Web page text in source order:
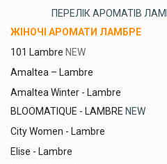
ПЕРЕЛІК АРОМАТІВ
ЖІНОЧІ АРОМАТИ ЛАМБРЕ
101 Lambre NEW
Amaltea – Lambre
Amaltea Winter - Lambre
BLOOMATIQUE - LAMBRE NEW
City Women - Lambre
Elise - Lambre